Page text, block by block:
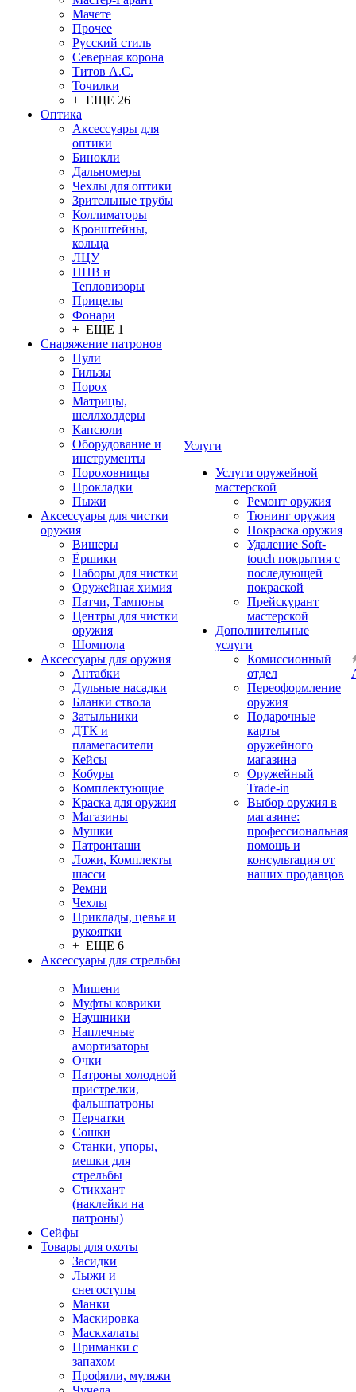
Мачете
Прочее
Русский стиль
Северная корона
Титов А.С.
Точилки
+ ЕЩЕ 26
Оптика
Аксессуары для
оптики
Бинокли
Дальномеры
Чехлы для оптики
Зрительные трубы
Коллиматоры
Кронштейны,
кольца
ЛЦУ
ПНВ и
Тепловизоры
Прицелы
Фонари
+ ЕЩЕ 1
Снаряжение патронов
Пули
Гильзы
Порох
Матрицы,
шеллхолдеры
Капсюли
Оборудование и
инструменты
Пороховницы
Прокладки
Пыжи
Аксессуары для чистки
оружия
Вишеры
Ёршики
Наборы для чистки
Оружейная химия
Патчи, Тампоны
Центры для чистки
оружия
Шомпола
Аксессуары для оружия
Антабки
Дульные насадки
Бланки ствола
Затыльники
ДТК и
пламегасители
Кейсы
Кобуры
Комплектующие
Краска для оружия
Магазины
Мушки
Патронташи
Ложи, Комплекты
шасси
Ремни
Чехлы
Приклады, цевья и
рукоятки
+ ЕЩЕ 6
Аксессуары для стрельбы
Мишени
Муфты коврики
Наушники
Наплечные
амортизаторы
Очки
Патроны холодной
пристрелки,
фальшпатроны
Перчатки
Сошки
Станки, упоры,
мешки для
стрельбы
Стикхант
(наклейки на
патроны)
Сейфы
Товары для охоты
Засидки
Лыжи и
снегоступы
Манки
Маскировка
Маскхалаты
Приманки с
запахом
Профили, муляжи
Услуги
Услуги оружейной
мастерской
Ремонт оружия
Тюнинг оружия
Покраска оружия
Удаление Soft-
touch покрытия с
последующей
покраской
Прейскурант
мастерской
Дополнительные
услуги
Комиссионный
отдел
Переоформление
оружия
Подарочные
карты
оружейного
магазина
Оружейный
Trade-in
Выбор оружия в
магазине:
профессиональная
помощь и
консультация от
наших продавцов